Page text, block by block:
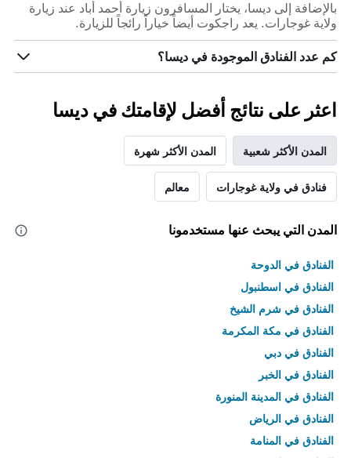
بالإضافة إلى ديسا، يختار المسافرون زيارة أحمد أباد عند زيارة
ولاية غوجارات. يعد راجكوت أيضاً خياراً رائجاً للزيارة.
كم عدد الفنادق الموجودة في ديسا؟
اعثر على نتائج أفضل لإقامتك في ديسا
المدن الأكثر شعبية المدن الأكثر شهرة
فنادق في ولاية غوجارات معالم
المدن التي يبحث عنها مستخدمونا
الفنادق في الدوحة
الفنادق في اسطنبول
الفنادق في شرم الشيخ
الفنادق في مكة المكرمة
الفنادق في دبي
الفنادق في الخبر
الفنادق في المدينة المنورة
الفنادق في الرياض
الفنادق في المنامة